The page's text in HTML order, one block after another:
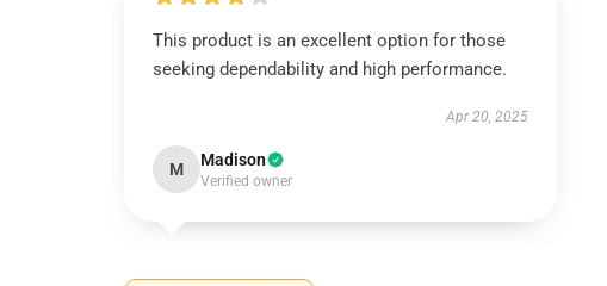
This product is an excellent option for those
seeking dependability and high performance.
Apr 20, 2025
M Madison
Verified owner